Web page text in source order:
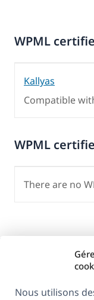
Nous utilisons
WPML
Kallyas
Compatible
WPML
There are no